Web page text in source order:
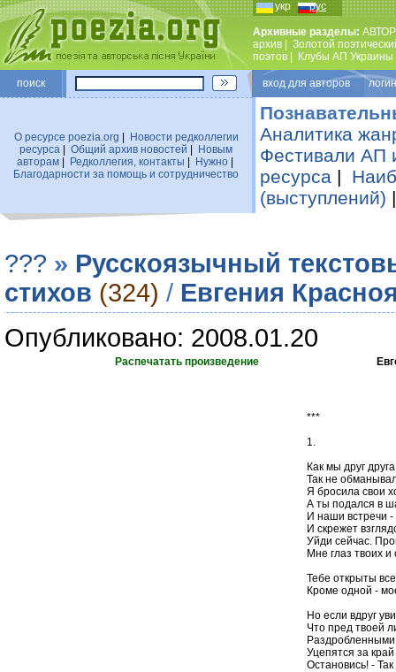
укр рус
Архивные разделы:
архив
Золотой
поэтов
Клубы АП Украины
поиск вход для авторов
О ресурсе poezia.org
Новости редколлегии
ресурса
Общий архив новостей
Новым
авторам| Редколлегия, контакты Нужно|
Благодарности за помощь и сотрудничество
Аналитика
Фестивали АП
ресурса |
(выступлений)
??? » Русскоязычный
стихов (324) / Евгения
Опубликовано: 2008.01.20
Распечатать произведение
***
1.
Как мы друг
Так не
Я бросила свои
А ты подался в
И наши встречи -
И скрежет
Уйди сейчас.
Мне глаз твоих
Тебе открыты
Кроме одной -
Но если вдруг
Что пред твоей
Раздробленными
Уцепятся за
Остановись! -